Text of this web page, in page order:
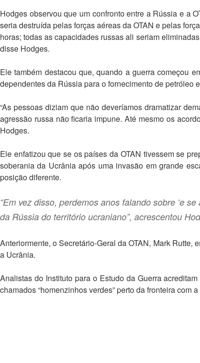
Hodges observou que um confronto entre a Rússia e a
seria destruída pelas forças aéreas da OTAN e pelas
horas; todas as capacidades russas ali seriam
disse Hodges.
Ele também destacou que, quando a guerra começou
dependentes da Rússia para o fornecimento de petróleo
“As pessoas diziam que não deveríamos dramatizar
agressão russa não ficaria impune. Até mesmo os
Hodges.
Ele enfatizou que se os países da OTAN tivessem se
soberania da Ucrânia após uma invasão em grande
posição diferente.
“Em vez disso, perdemos anos falando sobre ‘e
da Rússia do território ucraniano”, acrescentou
Anteriormente, o Secretário-Geral da OTAN, Mark
a Ucrânia.
Analistas do Instituto para o Estudo da Guerra
chamados “homenzinhos verdes” perto da fronteira